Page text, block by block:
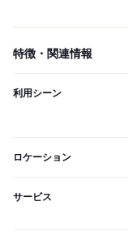
特徴・関連情報
利用シーン
ロケーション
サービス